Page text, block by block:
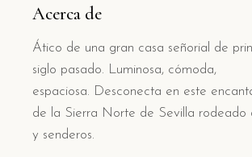
Acerca de
Ático de una gran casa señorial de
siglo pasado. Luminosa, cómoda,
espaciosa. Desconecta en este
de la Sierra Norte de Sevilla rodeado
y senderos.